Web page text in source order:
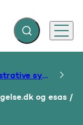
Fold søgefelt ud
Menu
Studieadministrative systemer
og esas /